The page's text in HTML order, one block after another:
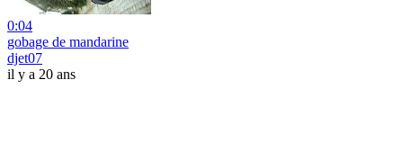
0:04
gobage de mandarine
djet07
il y a 20 ans